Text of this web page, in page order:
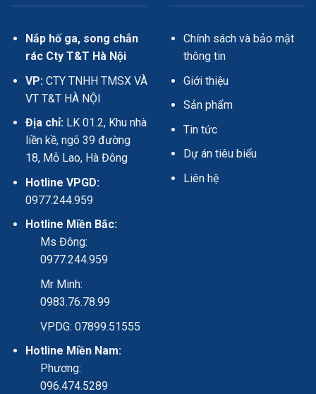
Nắp hố ga, song chắn
rác Cty T&T Hà Nội
VP:CTY TNHH TMSX VÀ
VT T&T HÀ NỘI
Địa chỉ:LK 01.2, Khu nhà
liền kề, ngõ 39 đường
18, Mỗ Lao, Hà Đông
Hotline VPGD:
0977.244.959
Hotline Miền Bắc:
Ms Đông:
0977.244.959
Mr Minh:
0983.76.78.99
VPDG: 07899.51555
Hotline Miền Nam:
Phương:
096.474.5289
Chính sách và bảo mật
thông tin
Giới thiệu
Sản phẩm
Tin tức
Dự án tiêu biểu
Liên hệ